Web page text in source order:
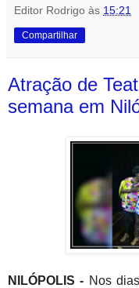
Editor Rodrigo às 15:21
Compartilhar
Atração de
semana em
NILÓPOLIS - Nos